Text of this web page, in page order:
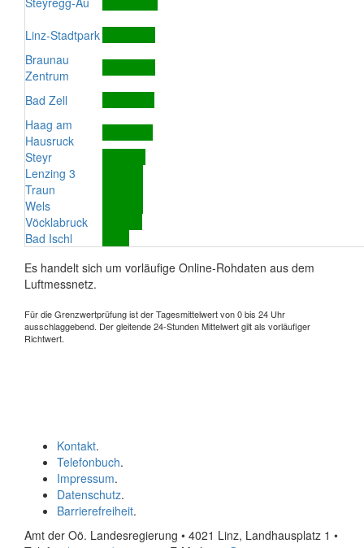
Linz-Stadtpark
Braunau
Zentrum
Bad Zell
Haag am
Hausruck
Steyr
Lenzing 3
Traun
Wels
Vöcklabruck
Bad Ischl
Es handelt sich um vorläufige Online-Rohdaten aus dem
Luftmessnetz.
Für die Grenzwertprüfung ist der Tagesmittelwert von 0 bis 24 Uhr
ausschlaggebend. Der gleitende 24-Stunden Mittelwert gilt als vorläufiger
Richtwert.
Kontakt.
Telefonbuch.
Impressum.
Datenschutz.
Barrierefreiheit.
Amt der Oö. Landesregierung • 4021 Linz, Landhausplatz 1 •